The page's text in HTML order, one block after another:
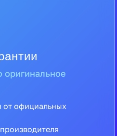
оригинальное
от официальных